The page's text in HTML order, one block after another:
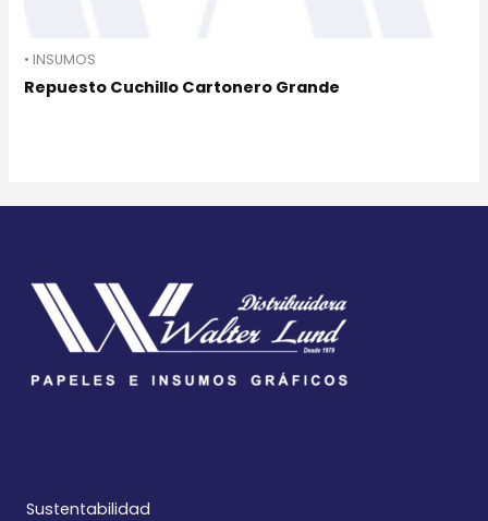
• INSUMOS
Repuesto Cuchillo Cartonero Grande
Sustentabilidad